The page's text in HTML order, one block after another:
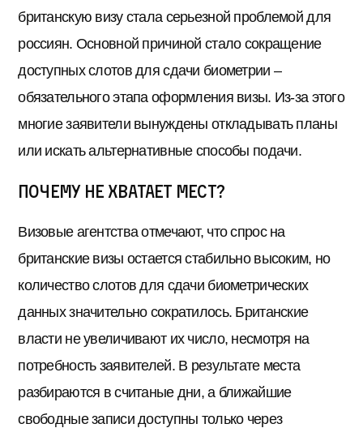
британскую визу стала серьезной проблемой для
россиян. Основной причиной стало сокращение
доступных слотов для сдачи биометрии –
обязательного этапа оформления визы. Из-за этого
многие заявители вынуждены откладывать планы
или искать альтернативные способы подачи.
Почему не хватает мест?
Визовые агентства отмечают, что спрос на
британские визы остается стабильно высоким, но
количество слотов для сдачи биометрических
данных значительно сократилось. Британские
власти не увеличивают их число, несмотря на
потребность заявителей. В результате места
разбираются в считаные дни, а ближайшие
свободные записи доступны только через